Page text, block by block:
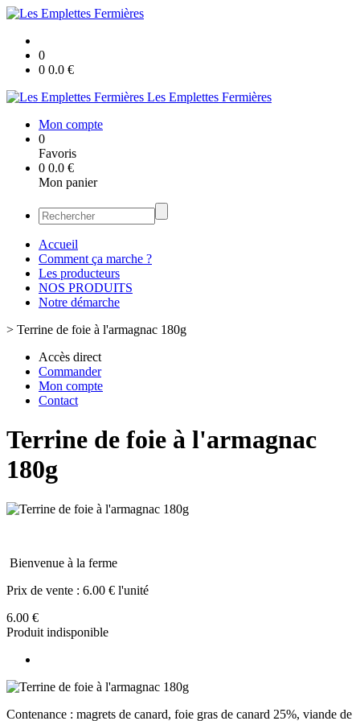
0
0 0.0 €
Les Emplettes Fermières
Mon compte
0
Favoris
0 0.0 €
Mon panier
Accueil
Comment ça marche ?
Les producteurs
NOS PRODUITS
Notre démarche
> Terrine de foie à l'armagnac 180g
Accès direct
Commander
Mon compte
Contact
Terrine de foie à l'armagnac
180g
Bienvenue à la ferme
Prix de vente : 6.00 € l'unité
6.00 €
Produit indisponible
Contenance : magrets de canard, foie gras de canard 25%, viande de